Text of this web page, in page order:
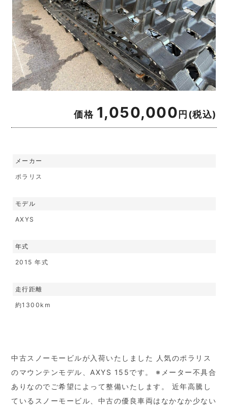
価格 1,050,000 円(税込)
メーカー
ポラリス
モデル
AXYS
年式
2015 年式
走行距離
約1300km
中古スノーモービルが入荷いたしました 人気のポラリス
のマウンテンモデル、AXYS 155です。 ※メーター不具合
ありなのでご希望によって整備いたします。 近年高騰し
ているスノーモービル、中古の優良車両はなかなか少ない